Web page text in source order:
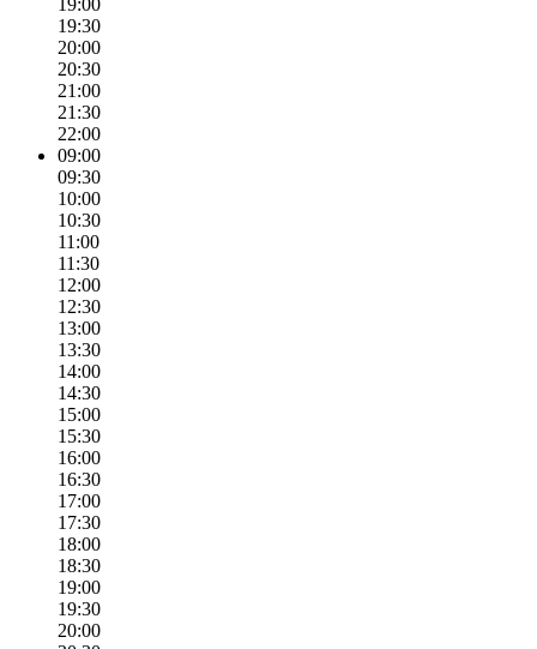
19:00
19:30
20:00
20:30
21:00
21:30
22:00
09:00
09:30
10:00
10:30
11:00
11:30
12:00
12:30
13:00
13:30
14:00
14:30
15:00
15:30
16:00
16:30
17:00
17:30
18:00
18:30
19:00
19:30
20:00